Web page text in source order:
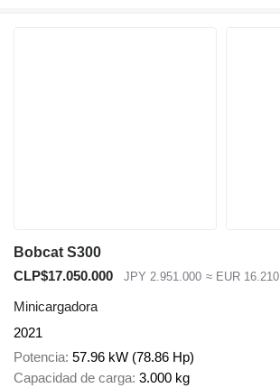
Bobcat S300
CLP$17.050.000
JPY 2.951.000 ≈ EUR 16.210
Minicargadora
2021
Potencia 57.96 kW (78.86 Hp)
Capacidad de carga 3.000 kg